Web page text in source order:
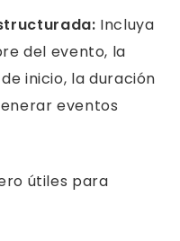
Incluya
del evento, la
inicio, la duración
eventos
útiles para